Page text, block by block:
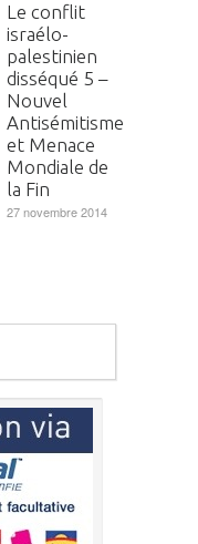
Le conflit
israélo-
palestinien
disséqué 5 –
Nouvel
Antisémitisme
et Menace
Mondiale de
la Fin
27 novembre 2014